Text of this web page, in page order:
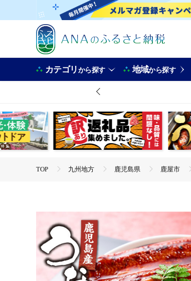
カテゴリから探す 地域から探す
TOP 九州地方 鹿児島県 鹿屋市